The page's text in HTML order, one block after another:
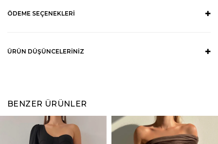
ÖDEME SEÇENEKLERI
ÜRÜN DÜŞÜNCELERINIZ
BENZER ÜRÜNLER